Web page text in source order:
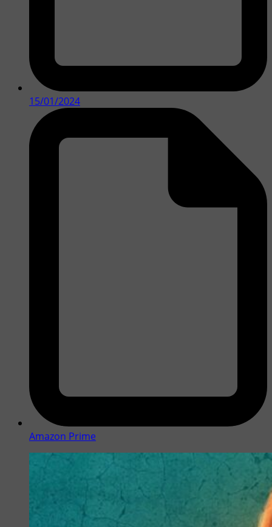
15/01/2024
Amazon Prime